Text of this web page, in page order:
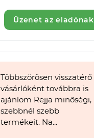
Üzenet az eladónak
Többszörösen visszatérő
vásárlóként továbbra is
ajánlom Rejja minőségi,
szebbnél szebb
termékeit. Na...